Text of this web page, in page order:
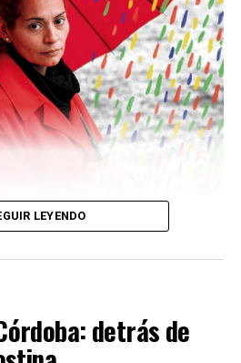
PDF
LEYENDO
detrás de